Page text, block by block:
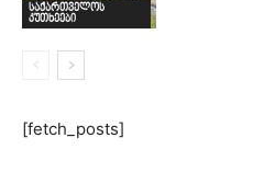
საქართველოს
კუთხეები
[fetch_posts]